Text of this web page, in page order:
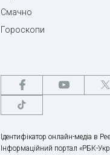
Смачно
Гороскопи
Ідентифікатор онлайн-медіа в
Інформаційний портал «РБК-